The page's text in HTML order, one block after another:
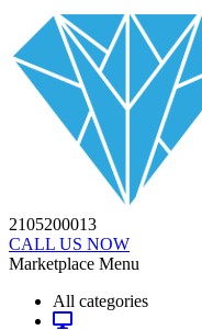
2105200013
CALL US NOW
Marketplace Menu
All categories